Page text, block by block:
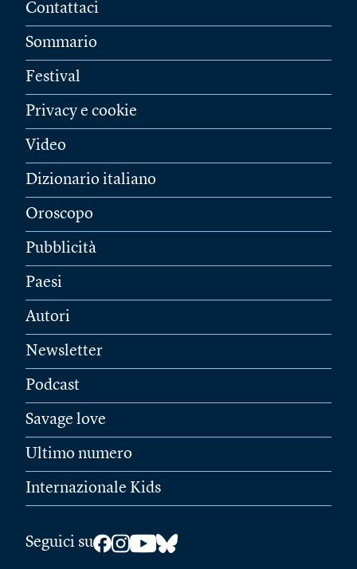
Contattaci
Sommario
Festival
Privacy e cookie
Video
Dizionario italiano
Oroscopo
Pubblicità
Paesi
Autori
Newsletter
Podcast
Savage love
Ultimo numero
Internazionale Kids
Seguici su